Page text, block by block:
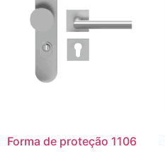
Forma de proteção 1106